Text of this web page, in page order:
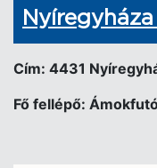
Cím: 4431
Fő fellépő: